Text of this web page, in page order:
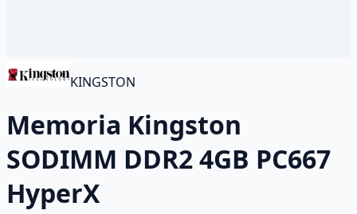
KINGSTON
Memoria Kingston
SODIMM DDR2 4GB PC667
HyperX